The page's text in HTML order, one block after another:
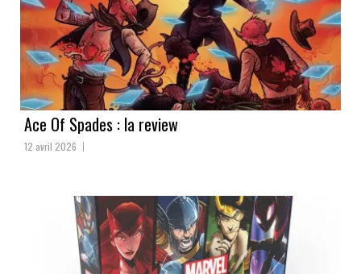
Ace Of Spades : la review
12 avril 2026